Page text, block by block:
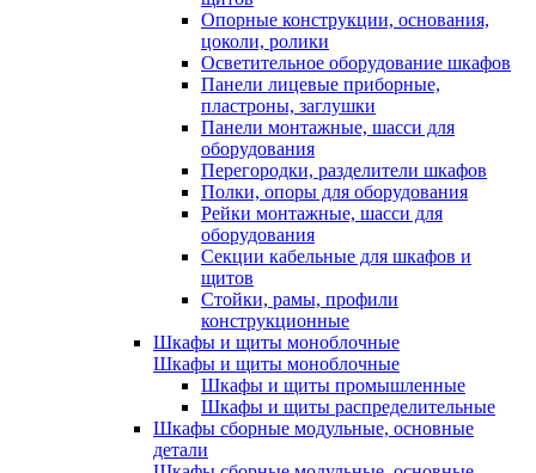
Опорные конструкции, основания,
цоколи, ролики
Осветительное оборудование шкафов
Панели лицевые приборные,
пластроны, заглушки
Панели монтажные, шасси для
оборудования
Перегородки, разделители шкафов
Полки, опоры для оборудования
Рейки монтажные, шасси для
оборудования
Секции кабельные для шкафов и
щитов
Стойки, рамы, профили
конструкционные
Шкафы и щиты моноблочные
Шкафы и щиты моноблочные
Шкафы и щиты промышленные
Шкафы и щиты распределительные
Шкафы сборные модульные, основные
детали